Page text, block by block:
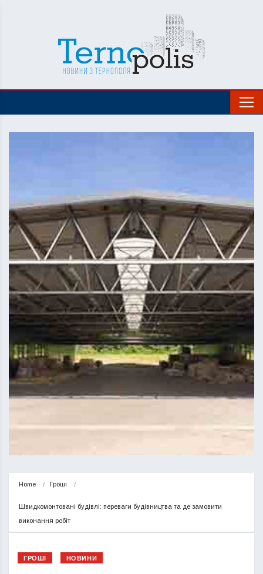
Home Гроші
Швидкомонтовані будівлі: переваги будівництва та де замовити
виконання робіт
ГРОШІ НОВИНИ